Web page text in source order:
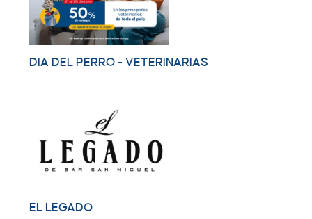
DIA DEL PERRO - VETERINARIAS
EL LEGADO